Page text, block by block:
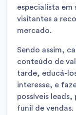
especialista em
visitantes a
mercado.
Sendo assim,
conteúdo de
tarde, educá-
interesse, e
possíveis
funil de vendas.